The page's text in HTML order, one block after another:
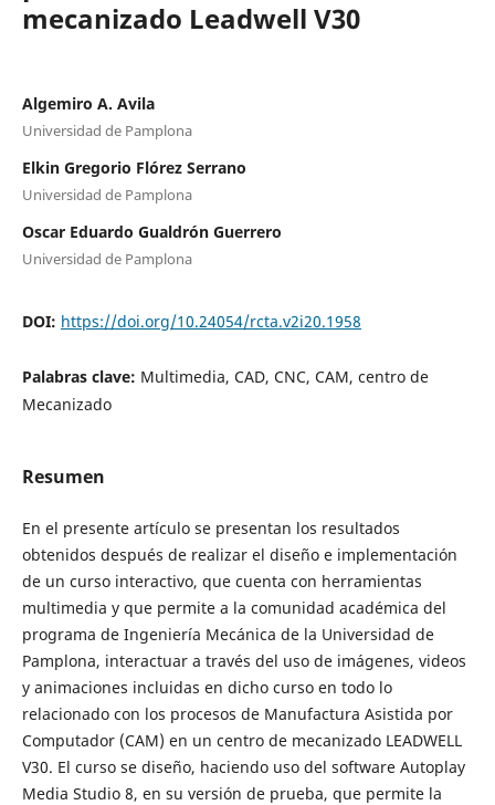
mecanizado Leadwell V30
Algemiro A. Avila
Universidad de Pamplona
Elkin Gregorio Flórez Serrano
Universidad de Pamplona
Oscar Eduardo Gualdrón Guerrero
Universidad de Pamplona
DOI: https://doi.org/10.24054/rcta.v2i20.1958
Palabras clave: Multimedia, CAD, CNC, CAM, centro de
Mecanizado
Resumen
En el presente artículo se presentan los resultados
obtenidos después de realizar el diseño e implementación
de un curso interactivo, que cuenta con herramientas
multimedia y que permite a la comunidad académica del
programa de Ingeniería Mecánica de la Universidad de
Pamplona, interactuar a través del uso de imágenes, videos
y animaciones incluidas en dicho curso en todo lo
relacionado con los procesos de Manufactura Asistida por
Computador (CAM) en un centro de mecanizado LEADWELL
V30. El curso se diseño, haciendo uso del software Autoplay
Media Studio 8, en su versión de prueba, que permite la